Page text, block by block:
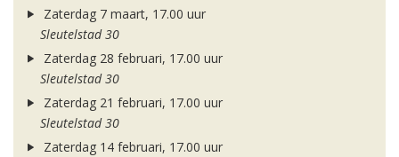
Zaterdag 7 maart, 17.00 uur
Sleutelstad 30
Zaterdag 28 februari, 17.00 uur
Sleutelstad 30
Zaterdag 21 februari, 17.00 uur
Sleutelstad 30
Zaterdag 14 februari, 17.00 uur